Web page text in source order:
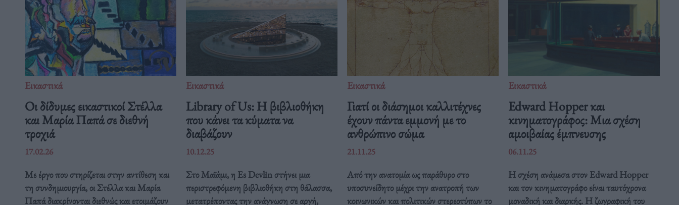
Εικαστικά
Οι δίδυμες εικαστικοί Στέλλα
και Μαρία Παπά σε διεθνή
τροχιά
17.02.26
Με έργο που στηρίζεται στην αντίθεση και
τη συνδημιουργία, οι Στέλλα και Μαρία
Παπά διακρίνονται διεθνώς και ετοιμάζουν
Εικαστικά
Library of Us: Η βιβλιοθήκη
που κάνει τα κύματα να
διαβάζουν
10.12.25
Στο Μαϊάμι, η Es Devlin στήνει μια
περιστρεφόμενη βιβλιοθήκη στη θάλασσα,
μετατρέποντας την ανάγνωση σε αργή,
Εικαστικά
Γιατί οι διάσημοι καλλιτέχνες
έχουν πάντα εμμονή με το
ανθρώπινο σώμα
21.11.25
Από την ανατομία ως παράθυρο στο
υποσυνείδητο μέχρι την ανατροπή των
κοινωνικών και πολιτικών στερεοτύπων το
Εικαστικά
Edward Hopper και
κινηματογράφος: Μια σχέση
αμοιβαίας έμπνευσης
06.11.25
Η σχέση ανάμεσα στον Edward Hopper
και τον κινηματογράφο είναι ταυτόχρονα
μοναδική και διαρκής. Η ζωγραφική του